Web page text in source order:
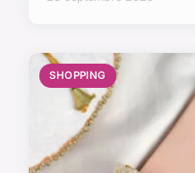
SHOPPING